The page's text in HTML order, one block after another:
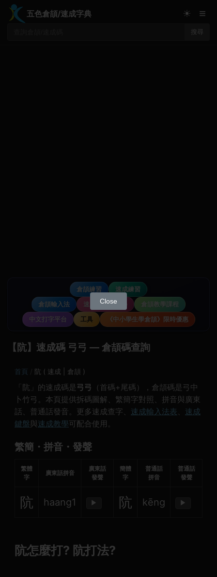
五色倉頡/速成字典
搜尋
☀ ≡
倉頡練習
速成練習
倉頡輸入法
速成輸入法教學
倉頡教學課程
中文打字平台
工具 《中小學生學倉頡》限時優惠
【阬】速成碼 弓弓 — 倉頡碼查詢
首頁 阬 ( 速成 | 倉頡 )
「阬」的速成碼是 弓弓 （首碼+尾碼），倉頡碼是弓中
卜竹弓。本頁提供拆碼圖解、繁簡字對照、拼音與廣東
話、普通話發音。更多速成查字、 速成輸入法表、 速成
鍵盤與速成教學可配合使用。
繁簡・拼音・發聲
繁體
字
廣東話拼音
廣東話
發聲
簡體
字
普通話
拼音
普通話
發聲
阬 haang1 ▶ 阬 kēng ▶
阬怎麼打? 阬打法?
Close